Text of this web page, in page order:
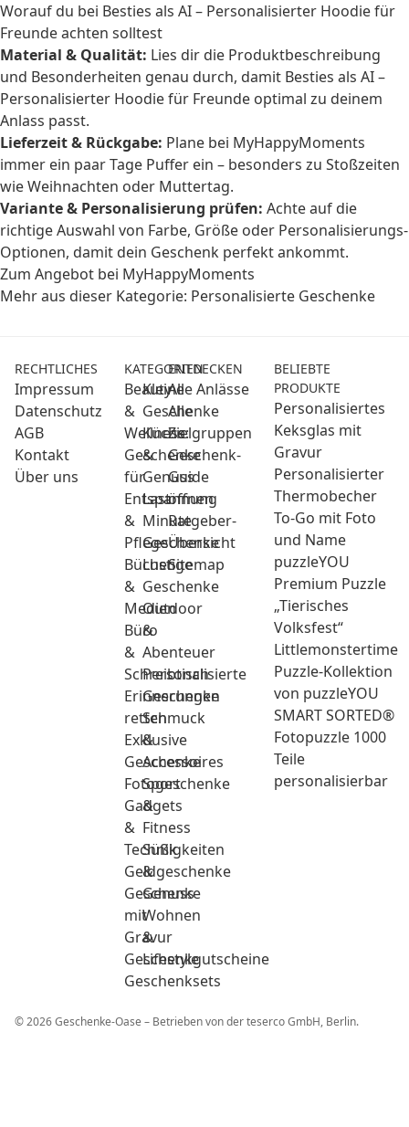
Worauf du bei Besties als AI – Personalisierter Hoodie für
Freunde achten solltest
Material & Qualität: Lies dir die Produktbeschreibung
und Besonderheiten genau durch, damit Besties als AI –
Personalisierter Hoodie für Freunde optimal zu deinem
Anlass passt.
Lieferzeit & Rückgabe: Plane bei MyHappyMoments
immer ein paar Tage Puffer ein – besonders zu Stoßzeiten
wie Weihnachten oder Muttertag.
Variante & Personalisierung prüfen: Achte auf die
richtige Auswahl von Farbe, Größe oder Personalisierungs-
Optionen, damit dein Geschenk perfekt ankommt.
Zum Angebot bei MyHappyMoments
Mehr aus dieser Kategorie: Personalisierte Geschenke
RECHTLICHES
Impressum
Datenschutz
AGB
Kontakt
Über uns
KATEGORIEN
Beauty
&
Wellness:
Geschenke
für
Entspannung
&
Pflege
Bücher
&
Medien
Büro
&
Schreibtisch
Erinnerungen
retten
Exklusive
Geschenke
Fotogeschenke
Gadgets
&
Technik
Geldgeschenke
Geschenke
mit
Gravur
Geschenkgutscheine
Geschenksets
Kleine
Geschenke
Küche
&
Genuss
Last
Minute
Geschenke
Lustige
Geschenke
Outdoor
&
Abenteuer
Personalisierte
Geschenke
Schmuck
&
Accessoires
Sport
&
Fitness
Süßigkeiten
&
Genuss
Wohnen
&
Lifestyle
ENTDECKEN
Alle Anlässe
Alle
Zielgruppen
Geschenk-
Guide
öffnen
Ratgeber-
Übersicht
Sitemap
BELIEBTE
PRODUKTE
Personalisiertes
Keksglas mit
Gravur
Personalisierter
Thermobecher
To-Go mit Foto
und Name
puzzleYOU
Premium Puzzle
„Tierisches
Volksfest“
Littlemonstertime
Puzzle-Kollektion
von puzzleYOU
SMART SORTED®
Fotopuzzle 1000
Teile
personalisierbar
© 2026 Geschenke-Oase – Betrieben von der teserco GmbH, Berlin.